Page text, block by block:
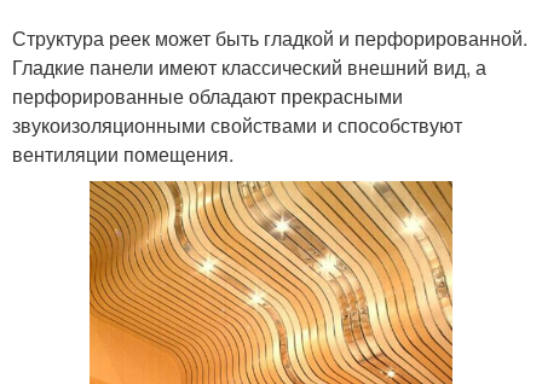
Структура реек может быть гладкой и перфорированной.
Гладкие панели имеют классический внешний вид, а
перфорированные обладают прекрасными
звукоизоляционными свойствами и способствуют
вентиляции помещения.